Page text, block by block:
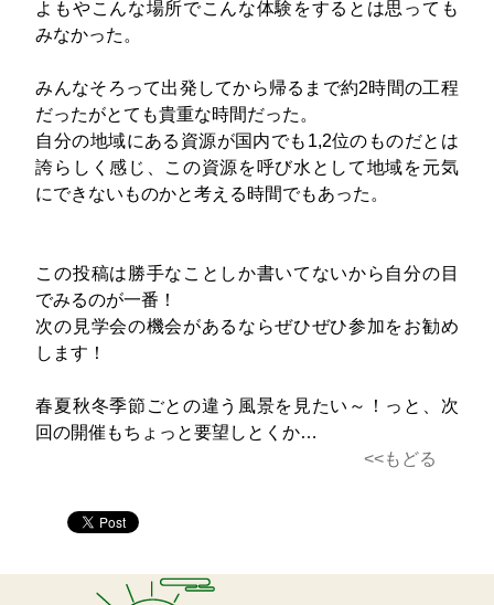
よもやこんな場所でこんな体験をするとは思っても
みなかった。
みんなそろって出発してから帰るまで約2時間の工程
だったがとても貴重な時間だった。
自分の地域にある資源が国内でも1,2位のものだとは
誇らしく感じ、この資源を呼び水として地域を元気
にできないものかと考える時間でもあった。
この投稿は勝手なことしか書いてないから自分の目
でみるのが一番！
次の見学会の機会があるならぜひぜひ参加をお勧め
します！
春夏秋冬季節ごとの違う風景を見たい～！っと、次
回の開催もちょっと要望しとくか…
<<もどる